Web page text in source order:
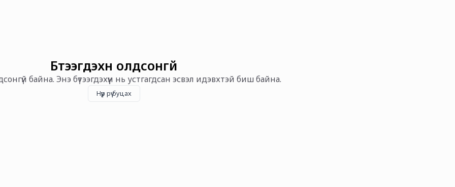
Бүтээгдэхүүн олдсонгүй
байна. Энэ бүтээгдэхүүн нь устгагдсан эсвэл идэвхтэй биш байна.
Нүүр рүү буцах